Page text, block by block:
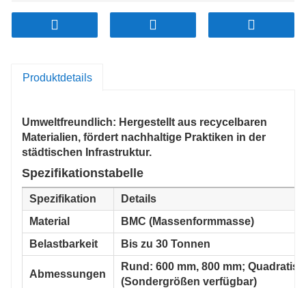
Installation, senkt die Arbeitskosten und minimiert
gleichzeitig das Verletzungsrisiko.
und können individuell an die Stadtlandschaft
Verbundabdeckungen sind aus Sicherheitsgründen
nicht leitend und umweltfreundlich und werden häufig
aus recycelten Materialien hergestellt.
Produktdetails
Umweltfreundlich: Hergestellt aus recycelbaren
Materialien, fördert nachhaltige Praktiken in der
städtischen Infrastruktur.
Spezifikationstabelle
Spezifikation
Details
Material
BMC (Massenformmasse)
Belastbarkeit
Bis zu 30 Tonnen
Abmessungen
Rund: 600 mm, 800 mm;
(Sondergrößen verfügbar)